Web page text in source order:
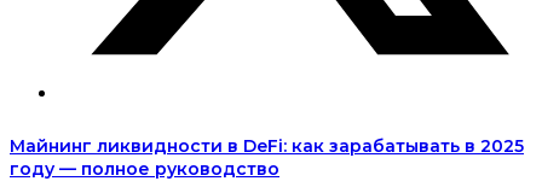
Майнинг ликвидности в DeFi: как зарабатывать в 2025
году — полное руководство